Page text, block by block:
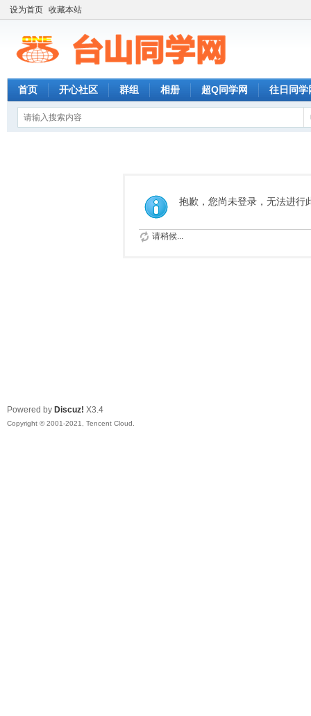
设为首页 收藏本站
首页 开心社区 群组 相册 超Q同学网 往日同学
抱歉，您尚未登录，无法进行
请稍候...
Powered by Discuz! X3.4
Copyright © 2001-2021, Tencent Cloud.